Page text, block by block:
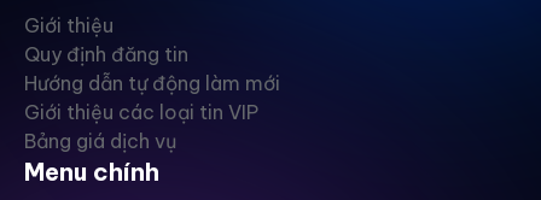
Giới thiệu
Quy định đăng tin
Hướng dẫn tự động làm mới
Giới thiệu các loại tin VIP
Bảng giá dịch vụ
Menu chính